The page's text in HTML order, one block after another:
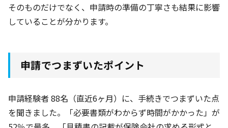
そのものだけでなく、申請時の準備の丁寧さも結果に影響
していることが分かります。
申請でつまずいたポイント
申請経験者 88名 （直近6ヶ月）に、手続きでつまずいた点
を聞きました。「必要書類がわからず時間がかかった」が